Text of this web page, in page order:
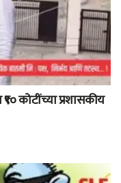
कोटींच्या प्रशासकीय